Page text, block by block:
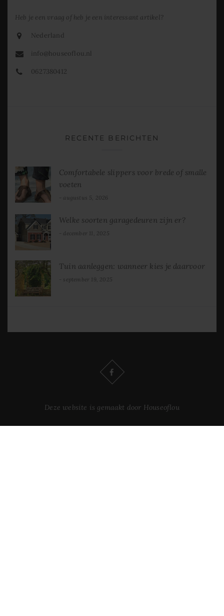
Heb je een vraag of heb je een interessant artikel?
Nederland
info@houseoflou.nl
0627380412
RECENTE BERICHTEN
Comfortabele slippers voor brede of smalle
voeten
augustus 5, 2026
Welke soorten garagedeuren zijn er?
december 11, 2025
Tuin aanleggen: wanneer kies je daarvoor
september 19, 2025
Deze website is gemaakt door Houseoflou